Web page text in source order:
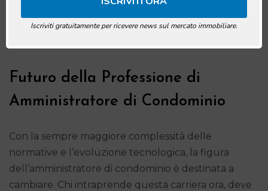
offrire opportunità lucrative, specie per chi riesce ad
Futuro della Professione di
Amministratore di Condominio
Con la sempre maggiore complessità delle
normative e l’evoluzione tecnologica, la figura
dell’amministratore di condominio è destinata a
cambiare. Chi intraprende questa carriera ora, deve
Iscriviti gratuitamente per ricevere news sul mercato immobiliare.